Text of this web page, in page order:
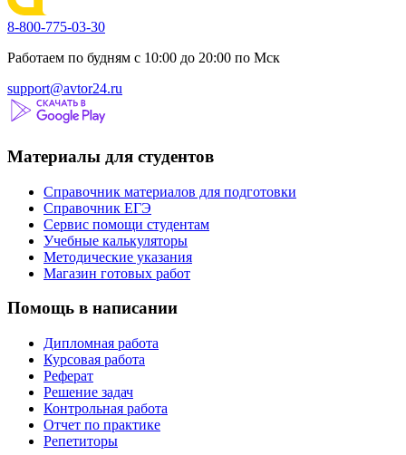
8-800-775-03-30
Работаем по будням с 10:00 до 20:00 по Мск
support@avtor24.ru
Материалы для студентов
Справочник материалов для подготовки
Справочник ЕГЭ
Сервис помощи студентам
Учебные калькуляторы
Методические указания
Магазин готовых работ
Помощь в написании
Дипломная работа
Курсовая работа
Реферат
Решение задач
Контрольная работа
Отчет по практике
Репетиторы